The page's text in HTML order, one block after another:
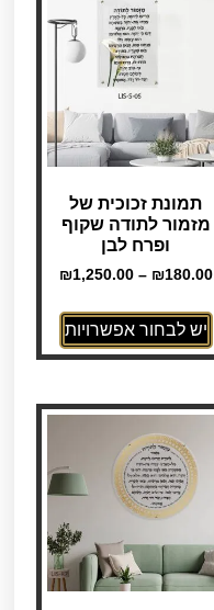
תמונת זכוכית של
מזמור לתודה שקוף
ופרח לבן
₪180.00
–
₪1,250.00
יש לבחור אפשרויות